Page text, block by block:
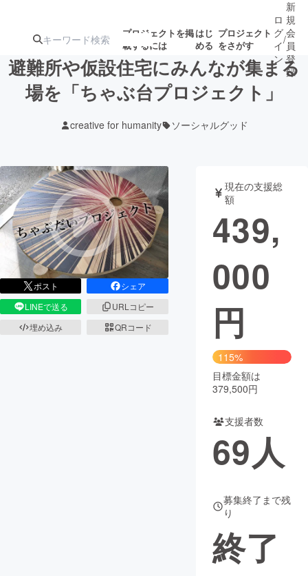
プロジェクトを掲
載するには
はじ
める
プロジェクト
をさがす
ターン
ジェクト
ロジェクト
アート・写真 音楽
テクノロジー・ガジェット ゲーム・サ
映像・映画
ビジネス・起業
まちづくり・地域活性化
CAMPFIRE Creation
コミュニティ
ロ
グ
イ
ン
/
新
規
会
員
登
録
避難所や仮設住宅にみんなが集まる
場を「ちゃぶ台プロジェクト」
creative for humanity ソーシャルグッド
ポスト
シェア
LINEで送る
URLコピー
埋め込み
QRコード
現在の支援総
額
439,
000
円
115%
目標金額は
379,500円
支援者数
69人
募集終了まで残
り
終了